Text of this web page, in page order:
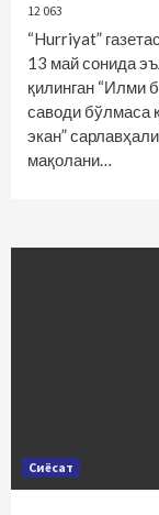
12 063
“Hurriyat”
13 май сонида
қилинган “Илми
саводи бўлмаса
экан” сарлавҳали
мақолани…
Сиёсат